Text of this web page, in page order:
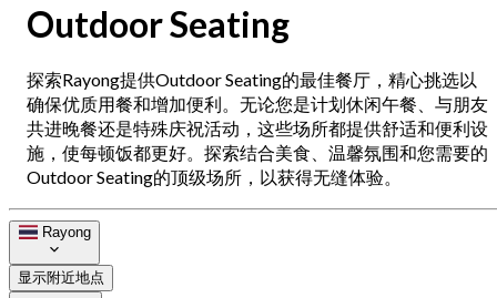
Outdoor Seating
探索Rayong提供Outdoor Seating的最佳餐厅，精心挑选以
确保优质用餐和增加便利。无论您是计划休闲午餐、与朋友
共进晚餐还是特殊庆祝活动，这些场所都提供舒适和便利设
施，使每顿饭都更好。探索结合美食、温馨氛围和您需要的
Outdoor Seating的顶级场所，以获得无缝体验。
Rayong
显示附近地点